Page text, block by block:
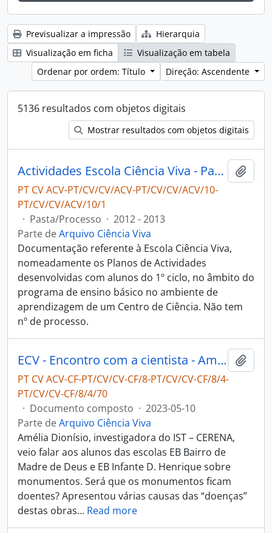
Previsualizar a impressão
Hierarquia
Visualização em ficha
Visualização em tabela
Ordenar por ordem: Título
Direção: Ascendente
5136 resultados com objetos digitais
Mostrar resultados com objetos digitais
Actividades Escola Ciência Viva - Pavilhão do Conhecimento
PT CV ACV-PT/CV/CV/ACV-PT/CV/CV/ACV/10-
PT/CV/CV/ACV/10/1
· Pasta/Processo · 2012 - 2013
Parte deArquivo Ciência Viva
Documentação referente à Escola Ciência Viva,
nomeadamente os Planos de Actividades
desenvolvidas com alunos do 1º ciclo, no âmbito do
programa de ensino básico no ambiente de
aprendizagem de um Centro de Ciência. Não tem
nº de processo.
ECV - Encontro com a cientista - Amélia Dionísio
PT CV ACV-CF-PT/CV/CV-CF/8-PT/CV/CV-CF/8/4-
PT/CV/CV-CF/8/4/70
· Documento composto · 2023-05-10
Parte deArquivo Ciência Viva
Amélia Dionísio, investigadora do IST – CERENA,
veio falar aos alunos das escolas EB Bairro de
Madre de Deus e EB Infante D. Henrique sobre
monumentos. Será que os monumentos ficam
doentes? Apresentou várias causas das “doenças”
destas obras… Read more